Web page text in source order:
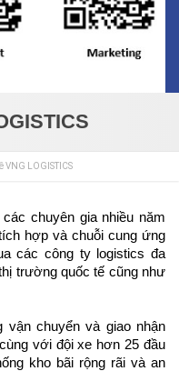
VNG LOGISTICS
chuyên gia nhiều năm
hợp và chuỗi cung ứng
các công ty logistics đa
trường quốc tế cũng như
vận chuyển và giao nhận
với đội xe hơn 25 đầu
kho bãi rộng rãi và an